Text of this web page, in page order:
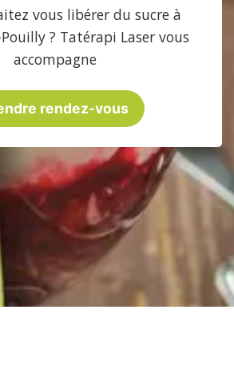
vous libérer du sucre à
? Tatérapi Laser vous
accompagne
rendez-vous